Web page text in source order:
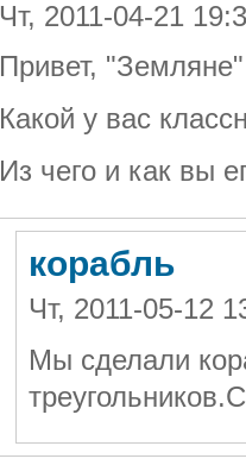
Чт, 2011-04-21
Привет,
Какой у вас
Из чего и как вы
корабль
Чт, 2011-05-12
Мы сделали
треугольников.